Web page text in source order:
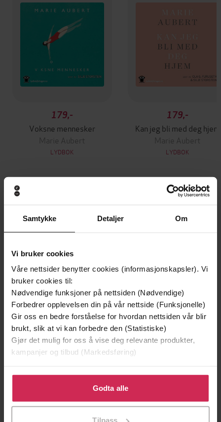
Samtykke Detaljer Om
Vi bruker cookies
Våre nettsider benytter cookies (informasjonskapsler). Vi
bruker cookies til:
Nødvendige funksjoner på nettsiden (Nødvendige)
Forbedrer opplevelsen din på vår nettside (Funksjonelle)
Gir oss en bedre forståelse for hvordan nettsiden vår blir
brukt, slik at vi kan forbedre den (Statistiske)
Gjør det mulig for oss å vise deg relevante produkter,
kampanjer og tilbud (Markedsføring)
Klikk på «Godta alle» for å gi oss ditt samtykke til å
bruke cookies for alle disse formålene. Du kan også
tilpasse ditt samtykke til spesifikke formål ved å klikke
Godta alle
Tilpass
179,-
Voksne mennesker
Marie Aubert
LYDBOK
179,-
Kan jeg bli med deg hjem
Marie Aubert
LYDBOK
Andre har også kjøpt
Vinner av Rivertonprisen
Jo Nesbø
Første gang på tilbud
Jussi Adler-Olsen